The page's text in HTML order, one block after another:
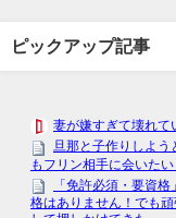
ピックアップ記事